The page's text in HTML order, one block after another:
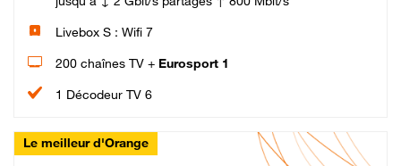
Livebox S : Wifi 7
200 chaînes TV + Eurosport 1
1 Décodeur TV 6
Le meilleur d'Orange